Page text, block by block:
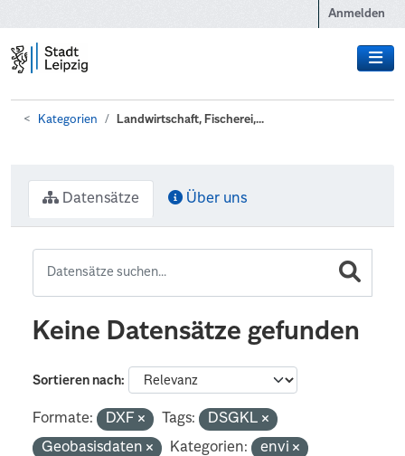
Anmelden
Kategorien Landwirtschaft, Fischerei,...
Datensätze Über uns
Keine Datensätze gefunden
Sortieren nach
Formate: DXF Tags:
DSGKL
Geobasisdaten
Kategorien: envi